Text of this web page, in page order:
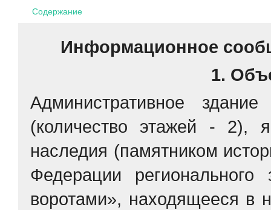
Содержание
Информационное
1.
Административное
(количество этажей - 2),
наследия (памятником
Федерации
воротами», находящееся в